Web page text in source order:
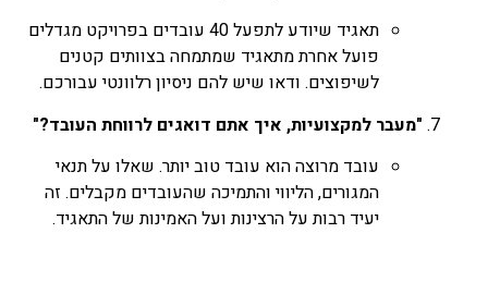
תאגיד שיודע לתפעל 40 עובדים בפרויקט מגדלים
פועל אחרת מתאגיד שמתמחה בצוותים קטנים
לשיפוצים. ודאו שיש להם ניסיון רלוונטי עבורכם.
"מעבר למקצועיות, איך אתם דואגים לרווחת העובד?"
עובד מרוצה הוא עובד טוב יותר. שאלו על תנאי
המגורים, הליווי והתמיכה שהעובדים מקבלים. זה
יעיד רבות על הרצינות ועל האמינות של התאגיד.